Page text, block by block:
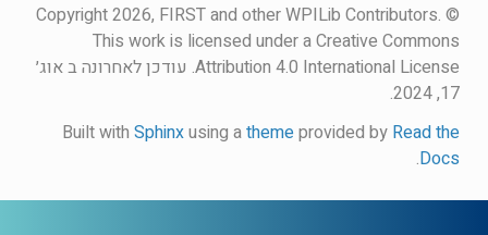
© Copyright 2026, FIRST and other WPILib Contributors.
This work is licensed under a Creative Commons
Attribution 4.0 International License. עודכן לאחרונה ב אוג׳
17, 2024.
Built withSphinxusing athemeprovided by Read the
Docs
.